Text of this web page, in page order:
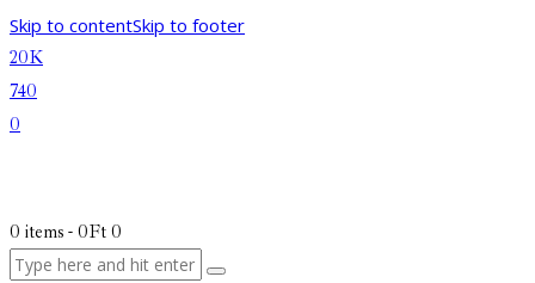
Skip to contentSkip to footer
20K
740
0
0 items - 0Ft 0